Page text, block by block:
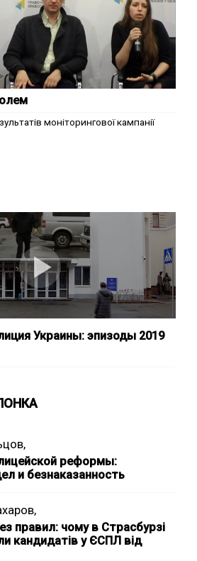
моніторингової кампанії
Украины: эпизоды 2019
реформы:
и безнаказанность
правил: чому в Страсбурзі
кандидатів у ЄСПЛ від